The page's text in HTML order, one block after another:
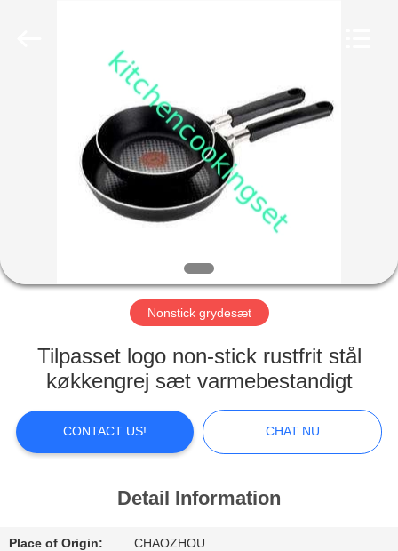
PRODUCTS
VIDEOS
VR
SHOW
ABOUT
FACTORY
TOUR
Nonstick grydesæt
Tilpasset logo non-stick rustfrit stål
køkkengrej sæt varmebestandigt
CONTACT US! CHAT NU
Detail Information
Place of Origin: CHAOZHOU